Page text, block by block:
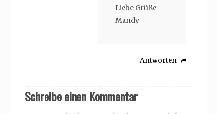
Liebe Grüße
Mandy
Antworten
Schreibe einen Kommentar